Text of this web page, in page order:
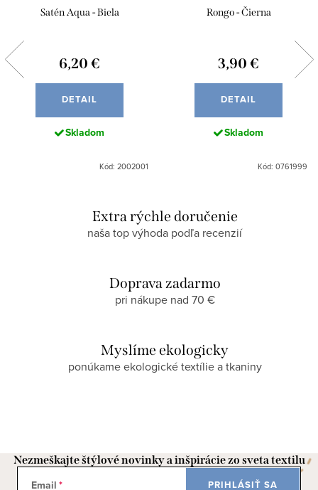
Satén Aqua - Biela
6,20 €
DETAIL
Skladom
Kód: 2002001
Rongo - Čierna
3,90 €
DETAIL
Skladom
Kód: 0761999
Extra rýchle doručenie
naša top výhoda podľa recenzií
Doprava zadarmo
pri nákupe nad 70 €
Myslíme ekologicky
ponúkame ekologické textílie a tkaniny
Nezmeškajte štýlové novinky a inšpirácie zo sveta textilu
Email PRIHLÁSIŤ SA